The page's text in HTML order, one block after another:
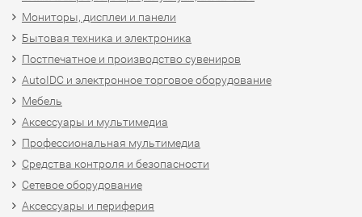
Мониторы, дисплеи и панели
Бытовая техника и электроника
Постпечатное и производство сувениров
AutoIDC и электронное торговое оборудование
Мебель
Аксессуары и мультимедиа
Профессиональная мультимедиа
Средства контроля и безопасности
Сетевое оборудование
Аксессуары и периферия